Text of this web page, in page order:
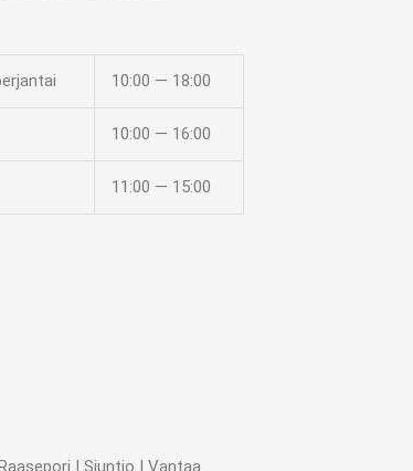
10:00 — 18:00
10:00 — 16:00
11:00 — 15:00
| Siuntio | Vantaa